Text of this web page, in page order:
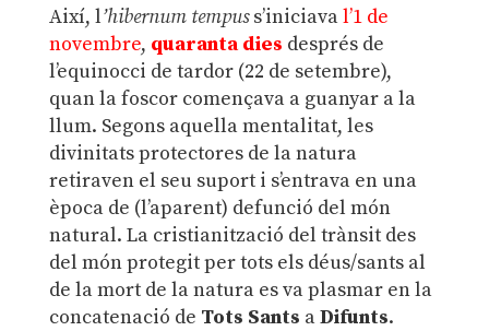
Així, l’hibernum tempuss’iniciaval’1 de
novembre, quaranta dies després de
l’equinocci de tardor (22 de setembre),
quan la foscor començava a guanyar a la
llum. Segons aquella mentalitat, les
divinitats protectores de la natura
retiraven el seu suport i s’entrava en una
època de (l’aparent) defunció del món
natural. La cristianització del trànsit des
del món protegit per tots els déus/sants al
de la mort de la natura es va plasmar en la
concatenació de Tots Sants aDifunts.